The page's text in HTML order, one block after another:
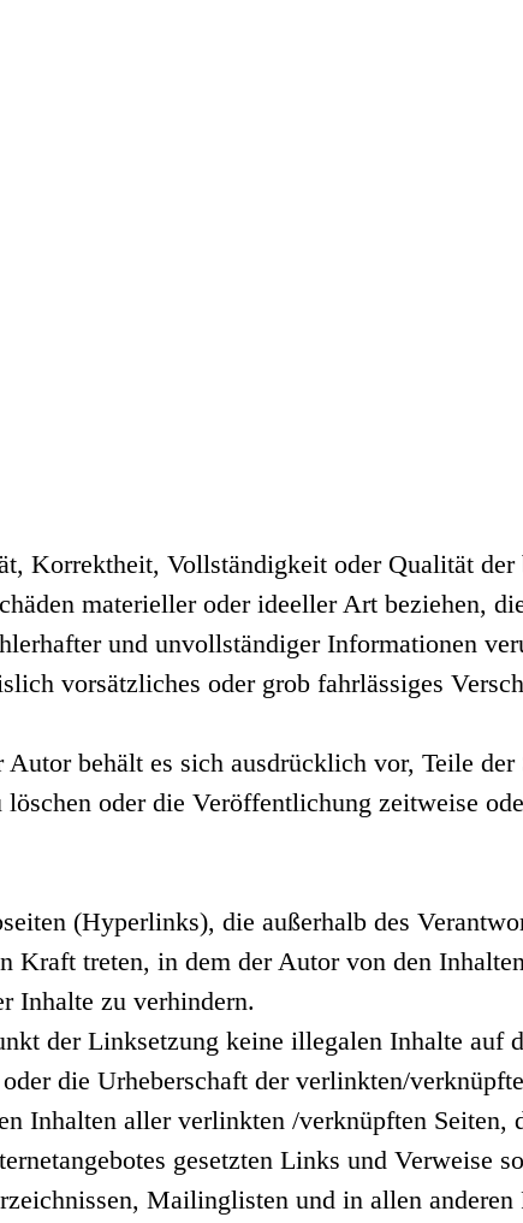
Korrektheit, Vollständigkeit oder Qualität der
materieller oder ideeller Art beziehen,
und unvollständiger Informationen
vorsätzliches oder grob fahrlässiges
behält es sich ausdrücklich vor, Teile der
oder die Veröffentlichung zeitweise
(Hyperlinks), die außerhalb des
treten, in dem der Autor von den
Inhalte zu verhindern.
der Linksetzung keine illegalen Inhalte auf
die Urheberschaft der verlinkten/
Inhalten aller verlinkten /verknüpften Seiten,
gesetzten Links und Verweise
Mailinglisten und in allen